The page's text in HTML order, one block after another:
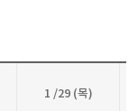
1 /29 (목)